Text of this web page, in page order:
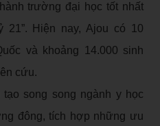
trường đại học tốt nhất
21”. Hiện nay, Ajou có 10
và khoảng 14.000 sinh
cứu.
song song ngành y học
đông, tích hợp những ưu